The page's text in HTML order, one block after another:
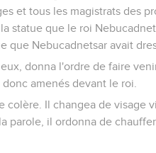
et tous les magistrats des
statue que le roi
que Nebucadnetsar avait
donna l'ordre de faire
amenés devant le roi.
colère. Il changea de visage
parole, il ordonna de